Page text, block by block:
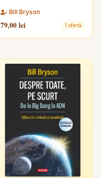
Bill Bryson
79,00 lei 1 ofertă